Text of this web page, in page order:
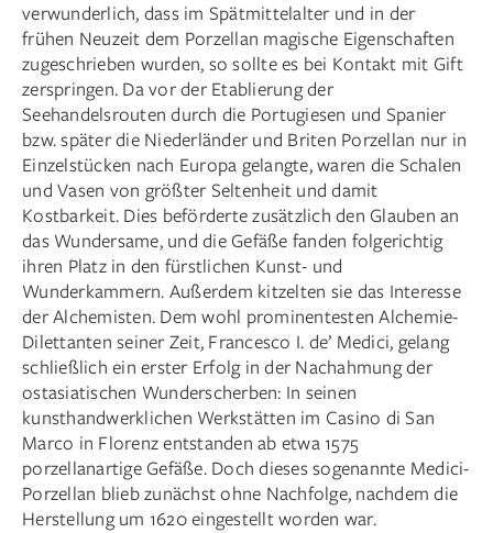
verwunderlich, dass im Spätmittelalter und in der
frühen Neuzeit dem Porzellan magische Eigenschaften
zugeschrieben wurden, so sollte es bei Kontakt mit Gift
zerspringen. Da vor der Etablierung der
Seehandelsrouten durch die Portugiesen und Spanier
bzw. später die Niederländer und Briten Porzellan nur in
Einzelstücken nach Europa gelangte, waren die Schalen
und Vasen von größter Seltenheit und damit
Kostbarkeit. Dies beförderte zusätzlich den Glauben an
das Wundersame, und die Gefäße fanden folgerichtig
ihren Platz in den fürstlichen Kunst- und
Wunderkammern. Außerdem kitzelten sie das Interesse
der Alchemisten. Dem wohl prominentesten Alchemie-
Dilettanten seiner Zeit, Francesco I. de’ Medici, gelang
schließlich ein erster Erfolg in der Nachahmung der
ostasiatischen Wunderscherben: In seinen
kunsthandwerklichen Werkstätten im Casino di San
Marco in Florenz entstanden ab etwa 1575
porzellanartige Gefäße. Doch dieses sogenannte Medici-
Porzellan blieb zunächst ohne Nachfolge, nachdem die
Herstellung um 1620 eingestellt worden war.